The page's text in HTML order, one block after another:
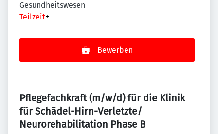
Gesundheitswesen
Teilzeit+
Bewerben
Pflegefachkraft (m/w/d) für die Klinik
für Schädel-Hirn-Verletzte/
Neurorehabilitation Phase B